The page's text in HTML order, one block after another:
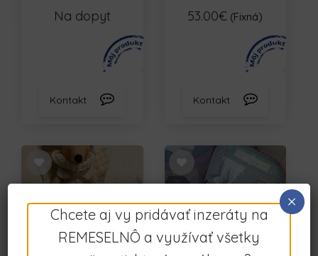
Na dopyt
Kontakt
53.00€ (Fixná)
Kontakt
Chcete aj vy pridávať inzeráty na
REMESELNÔ a využívať všetky
×